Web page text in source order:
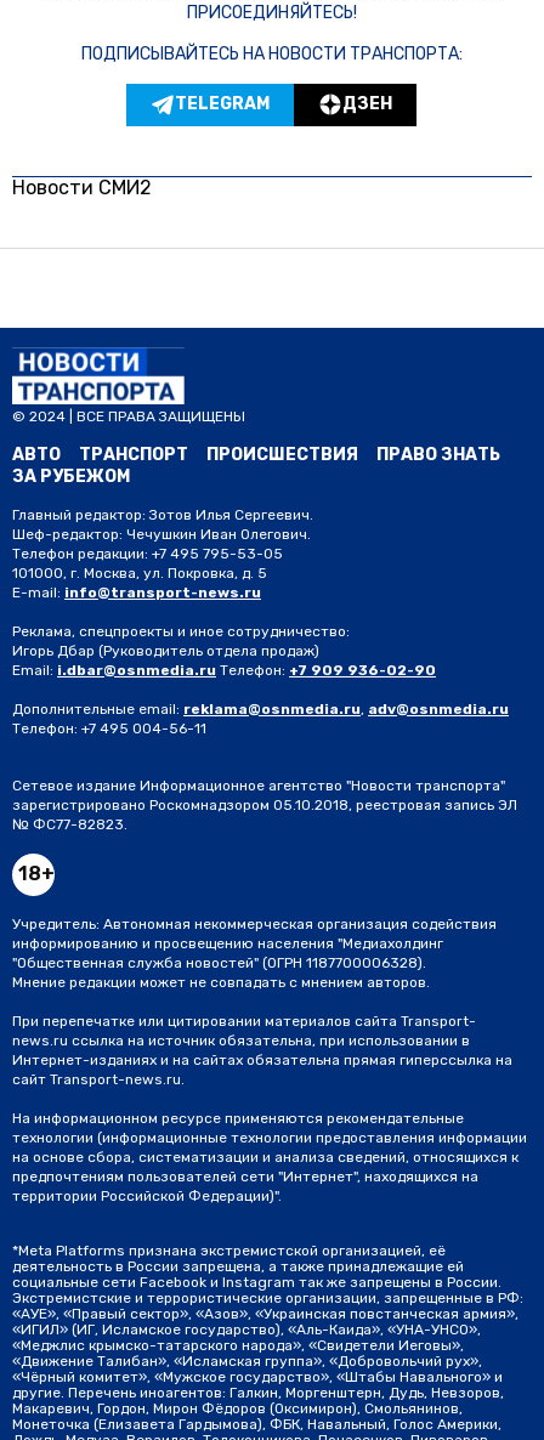
ПРИСОЕДИНЯЙТЕСЬ!
ПОДПИСЫВАЙТЕСЬ НА НОВОСТИ ТРАНСПОРТА:
TELEGRAM ДЗЕН
Новости СМИ2
© 2024 | ВСЕ ПРАВА ЗАЩИЩЕНЫ
АВТО ТРАНСПОРТ ПРОИСШЕСТВИЯ
ПРАВО ЗНАТЬ
ЗА РУБЕЖОМ
Главный редактор: Зотов Илья Сергеевич.
Шеф-редактор: Чечушкин Иван Олегович.
Телефон редакции: +7 495 795-53-05
101000, г. Москва, ул. Покровка, д. 5
E-mail: info@transport-news.ru
Реклама, спецпроекты и иное сотрудничество:
Игорь Дбар (Руководитель отдела продаж)
Email: i.dbar@osnmedia.ru Телефон: +7 909 936-02-90
Дополнительные email: reklama@osnmedia.ru, adv@osnmedia.ru
Телефон: +7 495 004-56-11
Сетевое издание Информационное агентство "Новости транспорта"
зарегистрировано Роскомнадзором 05.10.2018, реестровая запись ЭЛ
№ ФС77-82823.
18+
Учредитель: Автономная некоммерческая организация содействия
информированию и просвещению населения "Медиахолдинг
"Общественная служба новостей" (ОГРН 1187700006328).
Мнение редакции может не совпадать с мнением авторов.
При перепечатке или цитировании материалов сайта Transport-
news.ru ссылка на источник обязательна, при использовании в
Интернет-изданиях и на сайтах обязательна прямая гиперссылка на
сайт Transport-news.ru.
На информационном ресурсе применяются рекомендательные
технологии (информационные технологии предоставления информации
на основе сбора, систематизации и анализа сведений, относящихся к
предпочтениям пользователей сети "Интернет", находящихся на
территории Российской Федерации)".
*Meta Platforms признана экстремистской организацией, её
деятельность в России запрещена, а также принадлежащие ей
социальные сети Facebook и Instagram так же запрещены в России.
Экстремистские и террористические организации, запрещенные в РФ:
«АУЕ», «Правый сектор», «Азов», «Украинская повстанческая армия»,
«ИГИЛ» (ИГ, Исламское государство), «Аль-Каида», «УНА-УНСО»,
«Меджлис крымско-татарского народа», «Свидетели Иеговы»,
«Движение Талибан», «Исламская группа», «Добровольчий рух»,
«Чёрный комитет», «Мужское государство», «Штабы Навального» и
другие. Перечень иноагентов: Галкин, Моргенштерн, Дудь, Невзоров,
Макаревич, Гордон, Мирон Фёдоров (Оксимирон), Смольянинов,
Монеточка (Елизавета Гардымова), ФБК, Навальный, Голос Америки,